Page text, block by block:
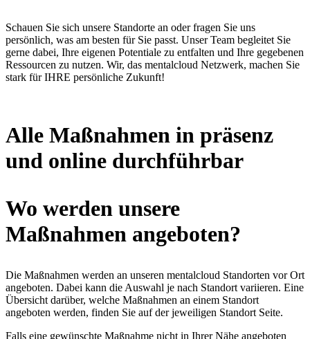
Schauen Sie sich unsere Standorte an oder fragen Sie uns
persönlich, was am besten für Sie passt. Unser Team begleitet Sie
gerne dabei, Ihre eigenen Potentiale zu entfalten und Ihre gegebenen
Ressourcen zu nutzen. Wir, das mentalcloud Netzwerk, machen Sie
stark für IHRE persönliche Zukunft!
Alle Maßnahmen in präsenz
und online durchführbar
Wo werden unsere
Maßnahmen angeboten?
Die Maßnahmen werden an unseren mentalcloud Standorten vor Ort
angeboten. Dabei kann die Auswahl je nach Standort variieren. Eine
Übersicht darüber, welche Maßnahmen an einem Standort
angeboten werden, finden Sie auf der jeweiligen Standort Seite.
Falls eine gewünschte Maßnahme nicht in Ihrer Nähe angeboten